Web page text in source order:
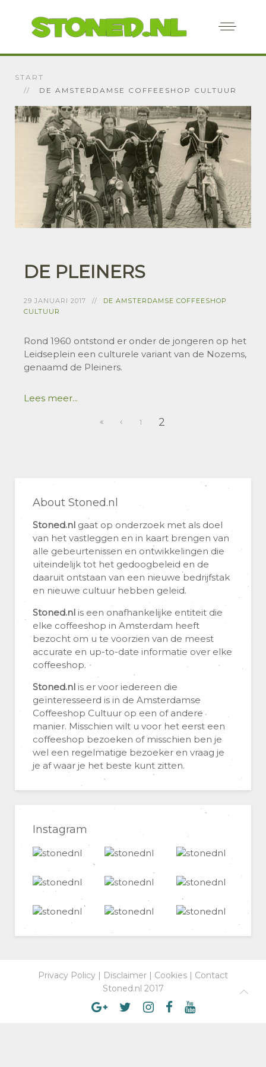
START
DE AMSTERDAMSE COFFEESHOP CULTUUR
DE PLEINERS
29 JANUARI 2017
DE AMSTERDAMSE COFFEESHOP
CULTUUR
Rond 1960 ontstond er onder de jongeren op het
Leidseplein een culturele variant van de Nozems,
genaamd de Pleiners.
Lees meer...
1 2
About Stoned.nl
Stoned.nl gaat op onderzoek met als doel
van het vastleggen en in kaart brengen van
alle gebeurtenissen en ontwikkelingen die
uiteindelijk tot het gedoogbeleid en de
daaruit ontstaan van een nieuwe bedrijfstak
en nieuwe cultuur hebben geleid.
Stoned.nl is een onafhankelijke entiteit die
elke coffeeshop in Amsterdam heeft
bezocht om u te voorzien van de meest
accurate en up-to-date informatie over elke
coffeeshop.
Stoned.nl is er voor iedereen die
geïnteresseerd is in de Amsterdamse
Coffeeshop Cultuur op een of andere
manier. Misschien wilt u voor het eerst een
coffeeshop bezoeken of misschien ben je
wel een regelmatige bezoeker en vraag je
je af waar je het beste kunt zitten.
Instagram
Privacy Policy Disclaimer Cookies
Contact
Stoned.nl 2017